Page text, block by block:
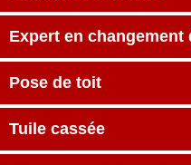
Expert en
Pose de toit
Tuile cassée